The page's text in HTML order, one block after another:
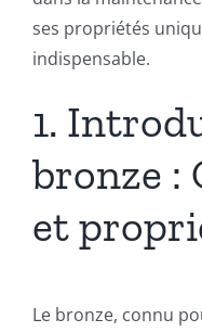
ses propriétés
indispensable.
1.
bronze :
et
Le bronze, connu